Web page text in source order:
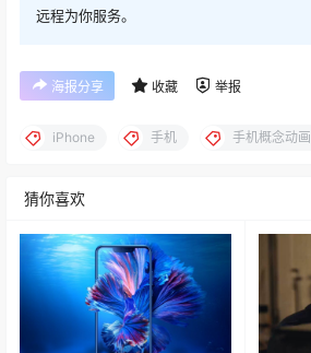
远程为你服务。
海报分享 收藏 举报
iPhone 手机 手机概念动画
猜你喜欢